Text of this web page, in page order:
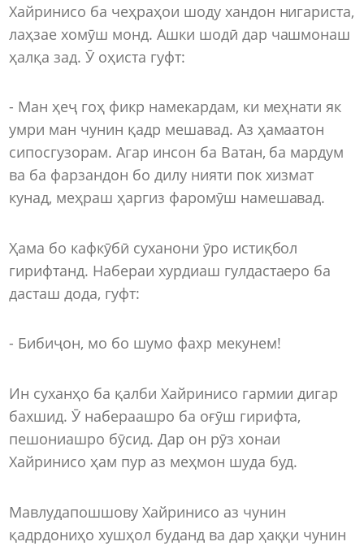
Хайринисо ба чеҳраҳои шоду хандон нигариста,
лаҳзае хомӯш монд. Ашки шодӣ дар чашмонаш
ҳалқа зад. Ӯ оҳиста гуфт:
- Ман ҳеҷ гоҳ фикр намекардам, ки меҳнати як
умри ман чунин қадр мешавад. Аз ҳамаатон
сипосгузорам. Агар инсон ба Ватан, ба мардум
ва ба фарзандон бо дилу нияти пок хизмат
кунад, меҳраш ҳаргиз фаромӯш намешавад.
Ҳама бо кафкӯбӣ суханони ӯро истиқбол
гирифтанд. Набераи хурдиаш гулдастаеро ба
дасташ дода, гуфт:
- Бибиҷон, мо бо шумо фахр мекунем!
Ин суханҳо ба қалби Хайринисо гармии дигар
бахшид. Ӯ набераашро ба оғӯш гирифта,
пешониашро бӯсид. Дар он рӯз хонаи
Хайринисо ҳам пур аз меҳмон шуда буд.
Мавлудапошшову Хайринисо аз чунин
қадрдониҳо хушҳол буданд ва дар ҳаққи чунин